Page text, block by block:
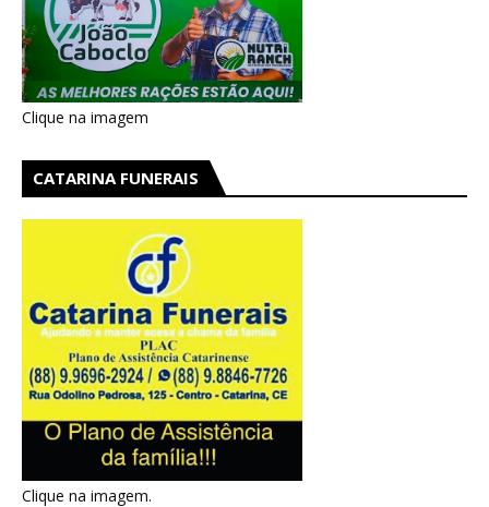
Clique na imagem
CATARINA FUNERAIS
Clique na imagem.